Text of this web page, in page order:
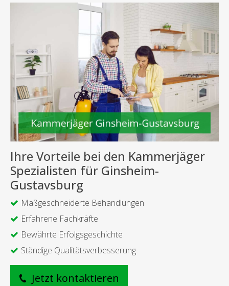
Ihre Vorteile bei den Kammerjäger
Spezialisten für Ginsheim-
Gustavsburg
Maßgeschneiderte Behandlungen
Erfahrene Fachkräfte
Bewährte Erfolgsgeschichte
Ständige Qualitätsverbesserung
Jetzt kontaktieren